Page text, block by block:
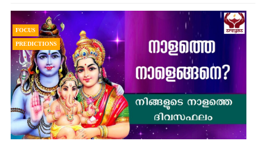
FOCUS
PREDICTIONS